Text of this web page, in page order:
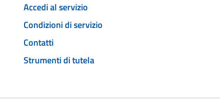
Accedi al servizio
Condizioni di servizio
Contatti
Strumenti di tutela